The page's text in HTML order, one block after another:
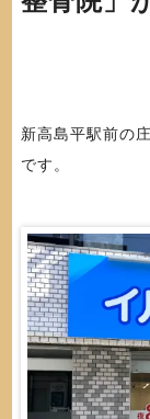
新高島平駅前の
です。